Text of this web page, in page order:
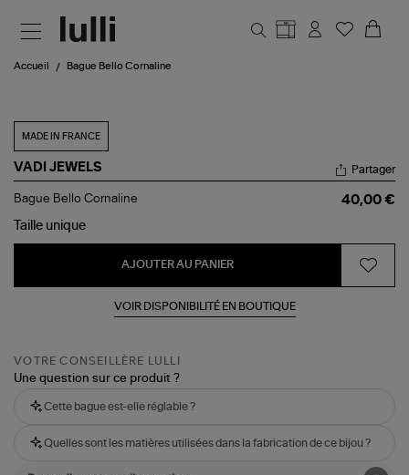
Accueil Bague Bello Cornaline
MADE IN FRANCE
VADI JEWELS
Bague
Cornaline
Partager
Bague Bello Cornaline
40,00 €
Taille unique
AJOUTER AU PANIER
VOIR DISPONIBILITÉ EN BOUTIQUE
VOTRE CONSEILLÈRE LULLI
Une question sur ce produit ?
Cette bague est-elle réglable ?
Quelles sont les matières utilisées dans la fabrication de ce bijou ?